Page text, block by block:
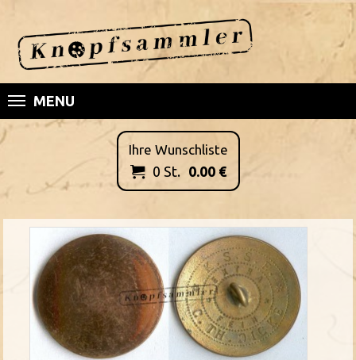
MENU
Ihre Wunschliste
 0 St. 0.00€